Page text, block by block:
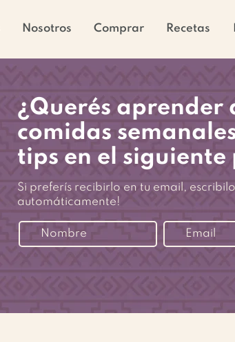
Nosotros Comprar Recetas
¿Querés
comidas
tips en el siguiente
Si preferís recibirlo en tu email,
automáticamente!